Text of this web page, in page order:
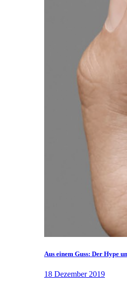
Aus einem Guss: Der Hype
18 Dezember 2019